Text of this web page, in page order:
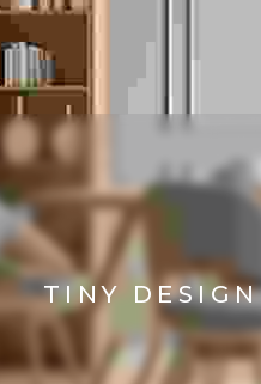
TINY DESIGN